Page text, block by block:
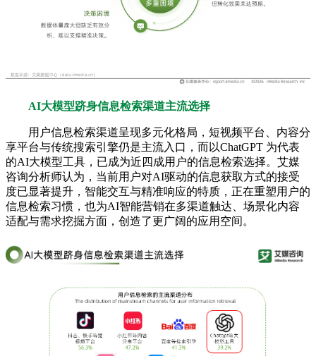
AI大模型跻身信息检索渠道主流选择
用户信息检索渠道呈现多元化格局，短视频平台、内容分
享平台与传统搜索引擎仍是主流入口，而以ChatGPT 为代表
的AI大模型工具，已成为近四成用户的信息检索选择。艾媒
咨询分析师认为，当前用户对AI驱动的信息获取方式的接受
度已显著提升，智能交互与精准响应的特质，正在重塑用户的
信息检索习惯，也为AI智能营销在多渠道触达、场景化内容
适配与需求挖掘方面，创造了更广阔的应用空间。